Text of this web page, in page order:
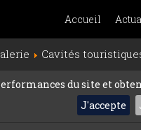
Accueil
Cavités
du site et
J'accepte